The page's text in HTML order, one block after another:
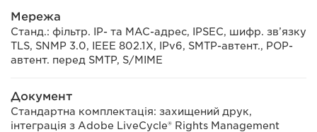
Мережа
Станд.: фільтр. IP- та MAC-адрес, IPSEC, шифр. зв’язку
TLS, SNMP 3.0, IEEE 802.1X, IPv6, SMTP-автент., POP-
автент. перед SMTP, S/MIME
Документ
Стандартна комплектація: захищений друк,
інтеграція з Adobe LiveCycle® Rights Management